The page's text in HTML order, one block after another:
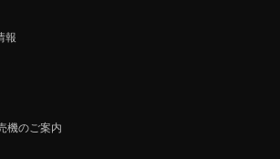
報
機のご案内